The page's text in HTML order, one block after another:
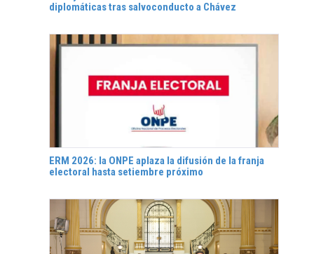
diplomáticas tras salvoconducto a Chávez
ERM 2026: la ONPE aplaza la difusión de la franja
electoral hasta setiembre próximo